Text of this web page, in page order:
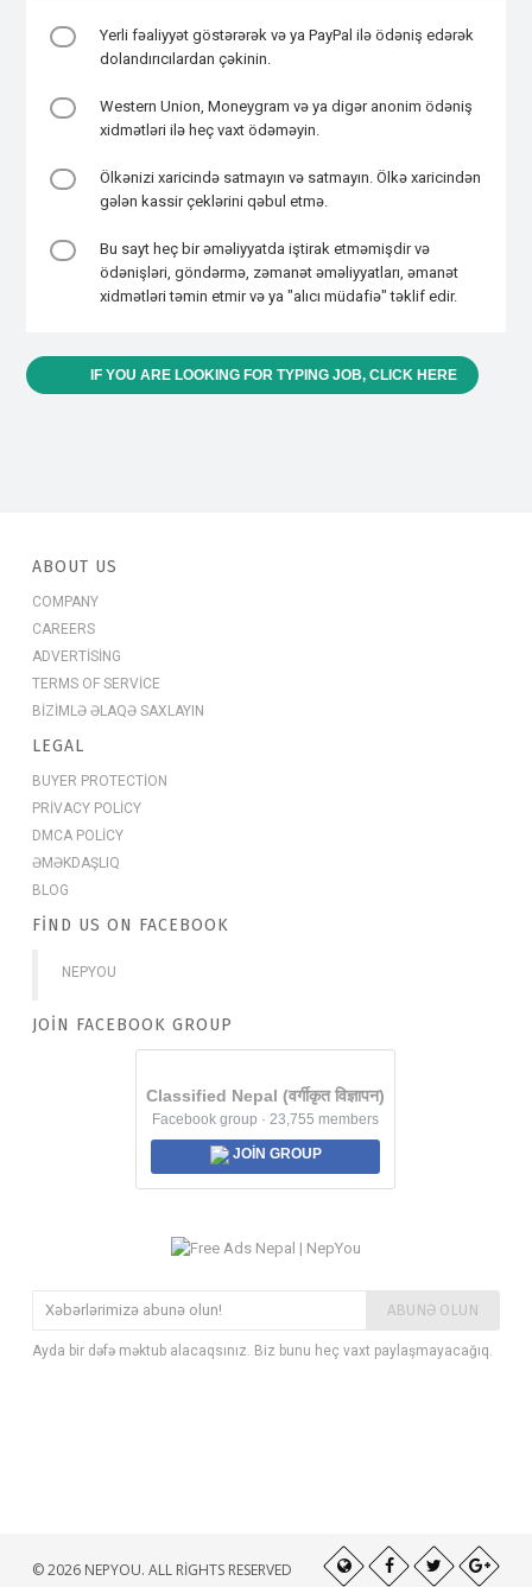
Yerli fəaliyyət göstərərək və ya PayPal ilə ödəniş edərək
dolandırıcılardan çəkinin.
Western Union, Moneygram və ya digər anonim ödəniş
xidmətləri ilə heç vaxt ödəməyin.
Ölkənizi xaricində satmayın və satmayın. Ölkə xaricindən
gələn kassir çeklərini qəbul etmə.
Bu sayt heç bir əməliyyatda iştirak etməmişdir və
ödənişləri, göndərmə, zəmanət əməliyyatları, əmanət
xidmətləri təmin etmir və ya "alıcı müdafiə" təklif edir.
IF YOU ARE LOOKING FOR TYPING JOB, CLICK HERE
ABOUT US
COMPANY
CAREERS
ADVERTISING
TERMS OF SERVICE
BIZIMLƏ ƏLAQƏ SAXLAYIN
LEGAL
BUYER PROTECTION
PRIVACY POLICY
DMCA POLICY
ƏMƏKDAŞLIQ
BLOG
FIND US ON FACEBOOK
NEPYOU
JOIN FACEBOOK GROUP
Classified Nepal (वर्गीकृत विज्ञापन)
Facebook group · 23,755 members
JOIN GROUP
ABUNƏ OLUN
Ayda bir dəfə məktub alacaqsınız. Biz bunu heç vaxt paylaşmayacağıq.
© 2026 NEPYOU. ALL RIGHTS RESERVED